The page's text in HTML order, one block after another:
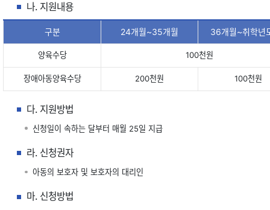
나. 지원내용
구분 24개월~35개월 36개월~취학년
양육수당 100천원
장애아동양육수당 200천원 100천원
다. 지원방법
신청일이 속하는 달부터 매월 25일 지급
라. 신청권자
아동의 보호자 및 보호자의 대리인
마. 신청방법